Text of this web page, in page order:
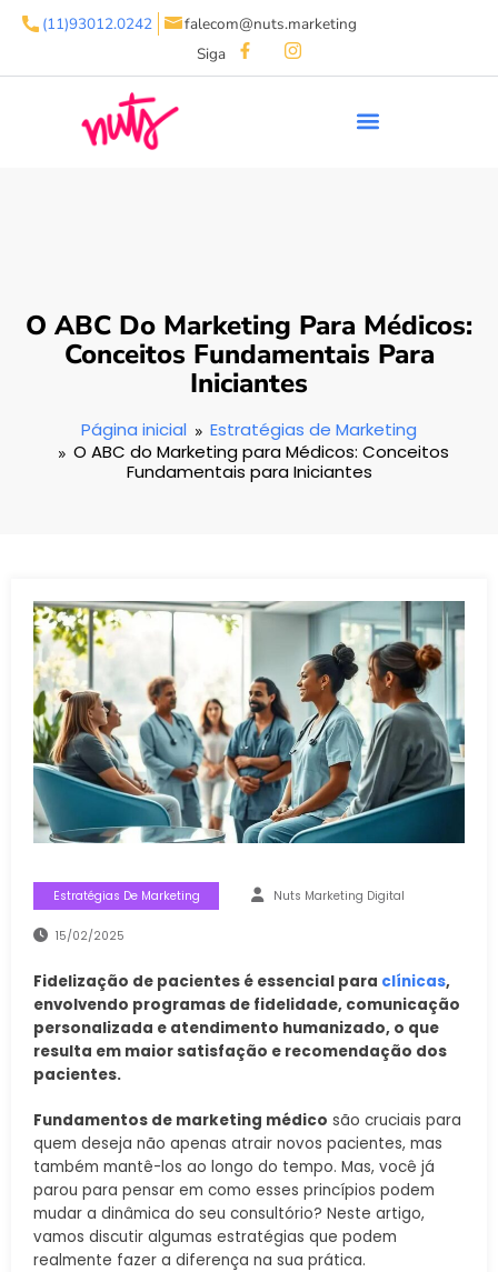
(11)93012.0242
falecom@nuts.marketing
Siga
O ABC Do Marketing Para Médicos:
Conceitos Fundamentais Para
Iniciantes
Página inicial
Estratégias de Marketing
O ABC do Marketing para Médicos: Conceitos
Fundamentais para Iniciantes
Estratégias De Marketing Nuts Marketing Digital
15/02/2025
Fidelização de pacientes é essencial para clínicas,
envolvendo programas de fidelidade, comunicação
personalizada e atendimento humanizado, o que
resulta em maior satisfação e recomendação dos
pacientes.
Fundamentos de marketing médico são cruciais para
quem deseja não apenas atrair novos pacientes, mas
também mantê-los ao longo do tempo. Mas, você já
parou para pensar em como esses princípios podem
mudar a dinâmica do seu consultório? Neste artigo,
vamos discutir algumas estratégias que podem
realmente fazer a diferença na sua prática.